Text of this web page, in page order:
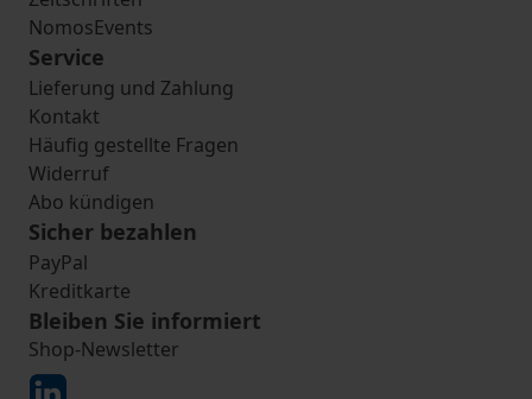
NomosEvents
Service
Lieferung und Zahlung
Kontakt
Häufig gestellte Fragen
Widerruf
Abo kündigen
Sicher bezahlen
PayPal
Kreditkarte
Bleiben Sie informiert
Shop-Newsletter